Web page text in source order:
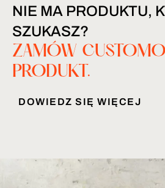
NIE MA PRODUKTU,
SZUKASZ?
ZAMÓW
PRODUKT.
DOWIEDZ SIĘ WIĘCEJ